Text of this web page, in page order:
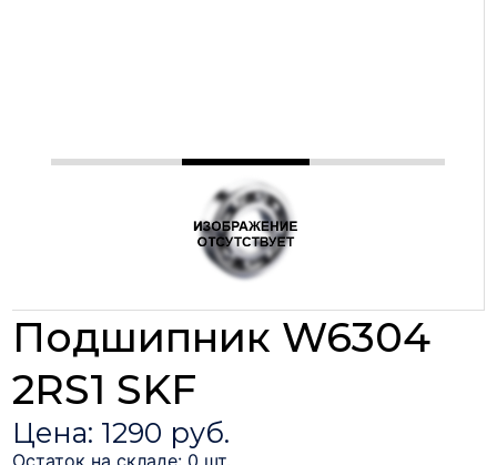
Подшипник W6304
2RS1 SKF
Цена: 1290 руб.
Остаток на складе: 0 шт.